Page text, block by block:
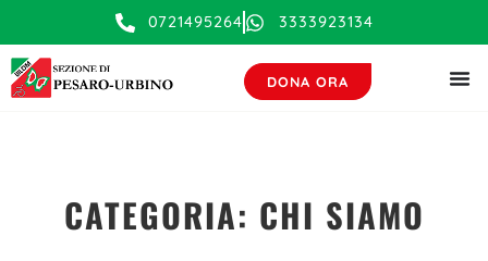
0721495264 3333923134
DONA ORA
CATEGORIA: CHI SIAMO